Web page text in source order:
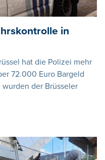
in
hat die Polizei mehr
72.000 Euro Bargeld
der Brüsseler